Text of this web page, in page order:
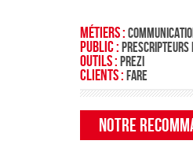
Métiers :
Public : Prescripteurs
Outils : PREZI
Clients : FARE
Notre